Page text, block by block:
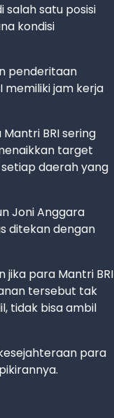
salah satu posisi
kondisi
penderitaan
memiliki jam kerja
BRI sering
target
daerah yang
Joni Anggara
ditekan dengan
para Mantri BRI
tersebut tak
tidak bisa ambil
para